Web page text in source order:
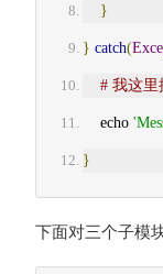
}
} catch(
# 我这里
    echo
}
下面对三个子模